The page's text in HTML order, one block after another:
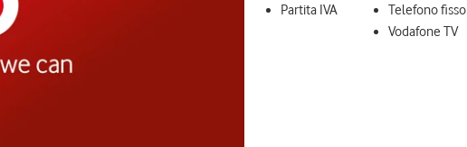
Partita IVA
Telefono fisso
Vodafone TV